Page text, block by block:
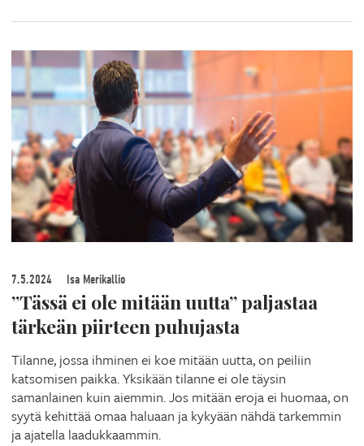
7.5.2024 Isa Merikallio
”Tässä ei ole mitään uutta” paljastaa
tärkeän piirteen puhujasta
Tilanne, jossa ihminen ei koe mitään uutta, on peiliin
katsomisen paikka. Yksikään tilanne ei ole täysin
samanlainen kuin aiemmin. Jos mitään eroja ei huomaa, on
syytä kehittää omaa haluaan ja kykyään nähdä tarkemmin
ja ajatella laadukkaammin.